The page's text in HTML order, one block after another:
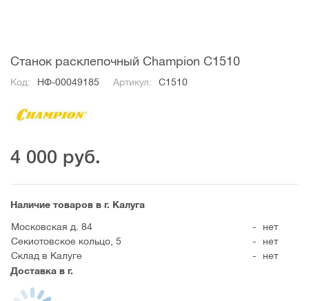
Станок расклепочный Champion С1510
Код: НФ-00049185 Артикул: С1510
4 000 руб.
Наличие товаров в г. Калуга
Московская д. 84
-
нет
Секиотовское кольцо, 5
-
нет
Склад в Калуге
-
нет
Доставка в г.